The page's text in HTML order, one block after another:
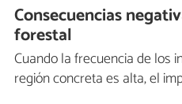
Consecuencias
forestal
Cuando la frecuencia de los
región concreta es alta, el